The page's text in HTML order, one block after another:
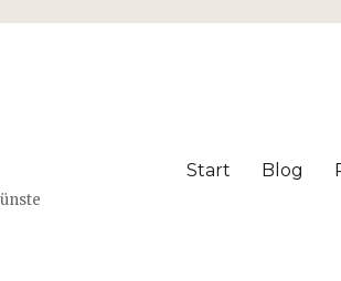
Start Blog